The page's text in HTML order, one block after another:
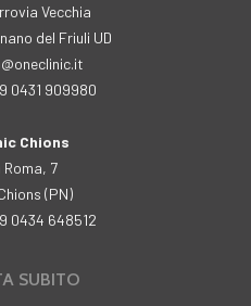
Vecchia
del Friuli UD
0431 909980
Chions
Roma, 7
(PN)
0434 648512
SUBITO